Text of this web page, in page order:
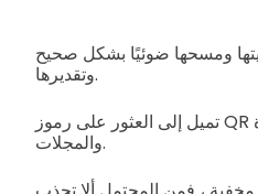
ومسحها ضوئيًا بشكل صحيح
وتقديرها.
تميل إلى العثور على رموز QR مضغوطة على زوايا العبوة
والمجلات.